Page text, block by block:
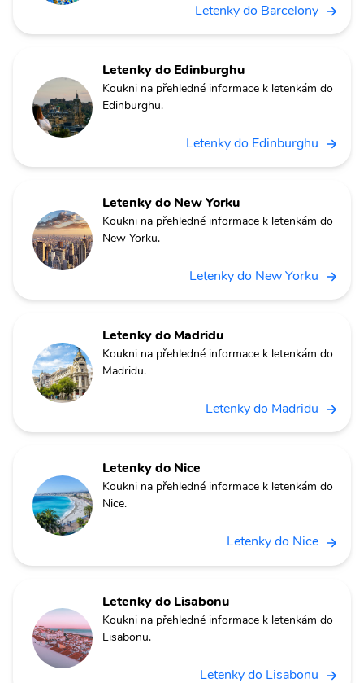
Letenky do Barcelony
Letenky do Edinburghu
Koukni na přehledné informace k letenkám do
Edinburghu.
Letenky do Edinburghu
Letenky do New Yorku
Koukni na přehledné informace k letenkám do
New Yorku.
Letenky do New Yorku
Letenky do Madridu
Koukni na přehledné informace k letenkám do
Madridu.
Letenky do Madridu
Letenky do Nice
Koukni na přehledné informace k letenkám do
Nice.
Letenky do Nice
Letenky do Lisabonu
Koukni na přehledné informace k letenkám do
Lisabonu.
Letenky do Lisabonu